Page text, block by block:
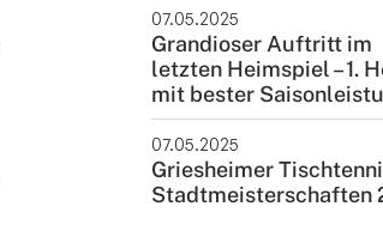
07.05.2025
Grandioser Auftritt im
letzten Heimspiel – 1.
mit bester
07.05.2025
Griesheimer
Stadtmeisterschaften